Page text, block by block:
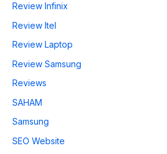
Review Infinix
Review Itel
Review Laptop
Review Samsung
Reviews
SAHAM
Samsung
SEO Website